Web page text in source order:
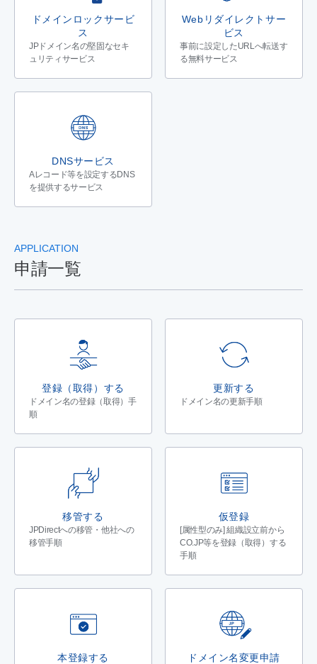
ドメインロックサービ
ス
JPドメイン名の堅固なセキ
ュリティサービス
Webリダイレクトサー
ビス
事前に設定したURLへ転送す
る無料サービス
DNSサービス
Aレコード等を設定するDNS
を提供するサービス
APPLICATION
申請一覧
登録（取得）する
ドメイン名の登録（取得）手
順
更新する
ドメイン名の更新手順
移管する
JPDirectへの移管・他社への
移管手順
仮登録
[属性型のみ] 組織設立前から
CO.JP等を登録（取得）する
手順
本登録する ドメイン名変更申請